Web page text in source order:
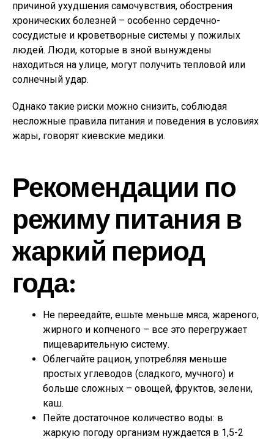
причиной ухудшения самочувствия, обострения
хронических болезней – особенно сердечно-
сосудистые и кроветворные системы у пожилых
людей. Люди, которые в зной вынуждены
находиться на улице, могут получить тепловой или
солнечный удар.
Однако такие риски можно снизить, соблюдая
несложные правила питания и поведения в условиях
жары, говорят киевские медики.
Рекомендации по
режиму питания в
жаркий период
года:
Не переедайте, ешьте меньше мяса, жареного,
жирного и копченого – все это перегружает
пищеварительную систему.
Облегчайте рацион, употребляя меньше
простых углеводов (сладкого, мучного) и
больше сложных – овощей, фруктов, зелени,
каш.
Пейте достаточное количество воды: в
жаркую погоду организм нуждается в 1,5-2